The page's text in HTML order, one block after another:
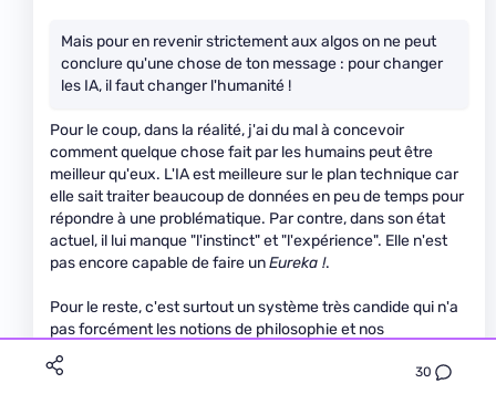
30
Mais pour en revenir strictement aux algos on ne peut
conclure qu'une chose de ton message : pour changer
les IA, il faut changer l'humanité !
Pour le coup, dans la réalité, j'ai du mal à concevoir
comment quelque chose fait par les humains peut être
meilleur qu'eux. L'IA est meilleure sur le plan technique car
elle sait traiter beaucoup de données en peu de temps pour
répondre à une problématique. Par contre, dans son état
actuel, il lui manque "l'instinct" et "l'expérience". Elle n'est
pas encore capable de faire unEureka !.
Pour le reste, c'est surtout un système très candide qui n'a
pas forcément les notions de philosophie et nos
comportements sociaux parce qu'elle ne sait pas ce qu'elle
raconte. En gros, l'IA est au même niveau qu'un enfant qui